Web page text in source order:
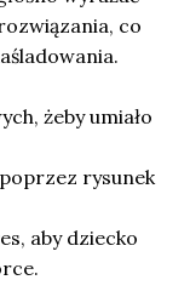
co
żeby umiało
rysunek
aby dziecko